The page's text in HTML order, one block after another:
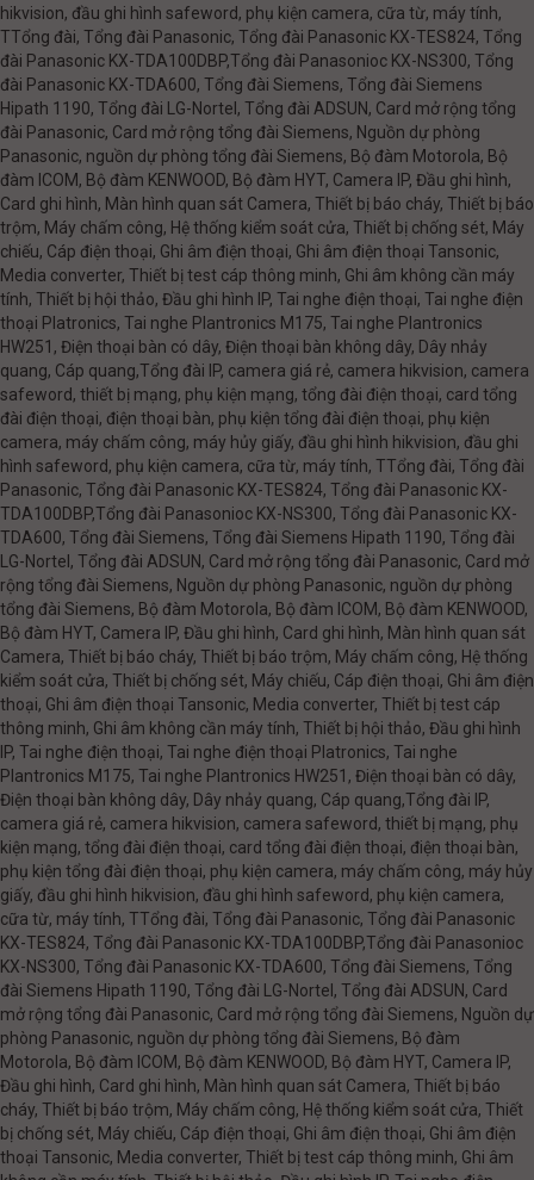
hikvision, đầu ghi hình safeword, phụ kiện camera, cữa từ, máy tính,
TTổng đài, Tổng đài Panasonic, Tổng đài Panasonic KX-TES824, Tổng
đài Panasonic KX-TDA100DBP,Tổng đài Panasonioc KX-NS300, Tổng
đài Panasonic KX-TDA600, Tổng đài Siemens, Tổng đài Siemens
Hipath 1190, Tổng đài LG-Nortel, Tổng đài ADSUN, Card mở rộng tổng
đài Panasonic, Card mở rộng tổng đài Siemens, Nguồn dự phòng
Panasonic, nguồn dự phòng tổng đài Siemens, Bộ đàm Motorola, Bộ
đàm ICOM, Bộ đàm KENWOOD, Bộ đàm HYT, Camera IP, Đầu ghi hình,
Card ghi hình, Màn hình quan sát Camera, Thiết bị báo cháy, Thiết bị báo
trộm, Máy chấm công, Hệ thống kiểm soát cửa, Thiết bị chống sét, Máy
chiếu, Cáp điện thoại, Ghi âm điện thoại, Ghi âm điện thoại Tansonic,
Media converter, Thiết bị test cáp thông minh, Ghi âm không cần máy
tính, Thiết bị hội thảo, Đầu ghi hình IP, Tai nghe điện thoại, Tai nghe điện
thoại Platronics, Tai nghe Plantronics M175, Tai nghe Plantronics
HW251, Điện thoại bàn có dây, Điện thoại bàn không dây, Dây nhảy
quang, Cáp quang,Tổng đài IP, camera giá rẻ, camera hikvision, camera
safeword, thiết bị mạng, phụ kiện mạng, tổng đài điện thoại, card tổng
đài điện thoại, điện thoại bàn, phụ kiện tổng đài điện thoại, phụ kiện
camera, máy chấm công, máy hủy giấy, đầu ghi hình hikvision, đầu ghi
hình safeword, phụ kiện camera, cữa từ, máy tính, TTổng đài, Tổng đài
Panasonic, Tổng đài Panasonic KX-TES824, Tổng đài Panasonic KX-
TDA100DBP,Tổng đài Panasonioc KX-NS300, Tổng đài Panasonic KX-
TDA600, Tổng đài Siemens, Tổng đài Siemens Hipath 1190, Tổng đài
LG-Nortel, Tổng đài ADSUN, Card mở rộng tổng đài Panasonic, Card mở
rộng tổng đài Siemens, Nguồn dự phòng Panasonic, nguồn dự phòng
tổng đài Siemens, Bộ đàm Motorola, Bộ đàm ICOM, Bộ đàm KENWOOD,
Bộ đàm HYT, Camera IP, Đầu ghi hình, Card ghi hình, Màn hình quan sát
Camera, Thiết bị báo cháy, Thiết bị báo trộm, Máy chấm công, Hệ thống
kiểm soát cửa, Thiết bị chống sét, Máy chiếu, Cáp điện thoại, Ghi âm điện
thoại, Ghi âm điện thoại Tansonic, Media converter, Thiết bị test cáp
thông minh, Ghi âm không cần máy tính, Thiết bị hội thảo, Đầu ghi hình
IP, Tai nghe điện thoại, Tai nghe điện thoại Platronics, Tai nghe
Plantronics M175, Tai nghe Plantronics HW251, Điện thoại bàn có dây,
Điện thoại bàn không dây, Dây nhảy quang, Cáp quang,Tổng đài IP,
camera giá rẻ, camera hikvision, camera safeword, thiết bị mạng, phụ
kiện mạng, tổng đài điện thoại, card tổng đài điện thoại, điện thoại bàn,
phụ kiện tổng đài điện thoại, phụ kiện camera, máy chấm công, máy hủy
giấy, đầu ghi hình hikvision, đầu ghi hình safeword, phụ kiện camera,
cữa từ, máy tính, TTổng đài, Tổng đài Panasonic, Tổng đài Panasonic
KX-TES824, Tổng đài Panasonic KX-TDA100DBP,Tổng đài Panasonioc
KX-NS300, Tổng đài Panasonic KX-TDA600, Tổng đài Siemens, Tổng
đài Siemens Hipath 1190, Tổng đài LG-Nortel, Tổng đài ADSUN, Card
mở rộng tổng đài Panasonic, Card mở rộng tổng đài Siemens, Nguồn dự
phòng Panasonic, nguồn dự phòng tổng đài Siemens, Bộ đàm
Motorola, Bộ đàm ICOM, Bộ đàm KENWOOD, Bộ đàm HYT, Camera IP,
Đầu ghi hình, Card ghi hình, Màn hình quan sát Camera, Thiết bị báo
cháy, Thiết bị báo trộm, Máy chấm công, Hệ thống kiểm soát cửa, Thiết
bị chống sét, Máy chiếu, Cáp điện thoại, Ghi âm điện thoại, Ghi âm điện
thoại Tansonic, Media converter, Thiết bị test cáp thông minh, Ghi âm